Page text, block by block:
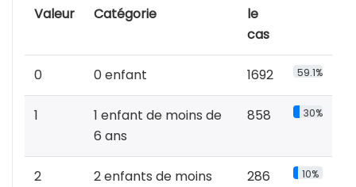
Valeur Catégorie
le
cas
0 0 enfant 1692 59.1%
1
1 enfant de moins de
6 ans
858 30%
2
2 enfants de moins
286 10%